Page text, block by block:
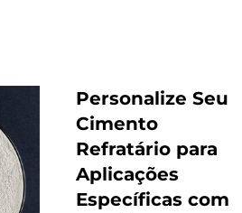
Personalize Seu
Cimento
Refratário para
Aplicações
Específicas com